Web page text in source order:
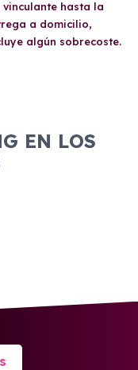
y operativas,
el aval
para asegurar
hasta la
a domicilio,
algún sobrecoste.
EN LOS